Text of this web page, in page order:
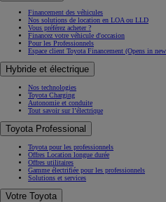
Financement des véhicules
Nos solutions de location en LOA ou LLD
Vous préférez acheter ?
Financez votre véhicule d'occasion
Pour les Professionnels
Espace client Toyota Financement (Opens in
Hybride et électrique
Nos technologies
Toyota Charging
Autonomie et conduite
Tout savoir sur l’électrique
Toyota Professional
Toyota pour les professionnels
Offres Location longue durée
Offres utilitaires
Gamme électrifiée pour les professionnels
Solutions et services
Votre Toyota